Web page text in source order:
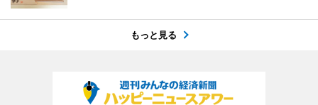
もっと見る